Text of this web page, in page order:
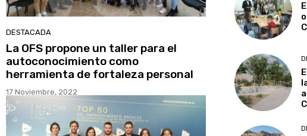
DESTACADA
La OFS propone un taller para el
autoconocimiento como
herramienta de fortaleza personal
17 Noviembre, 2022